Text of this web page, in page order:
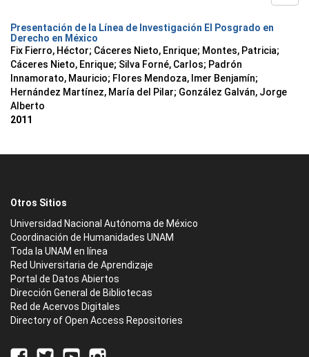
Presentación de la Línea de Investigación El Posgrado en
Derecho en México
Fix Fierro, Héctor; Cáceres Nieto, Enrique; Montes, Patricia;
Cáceres Nieto, Enrique; Silva Forné, Carlos; Padrón
Innamorato, Mauricio; Flores Mendoza, Imer Benjamín;
Hernández Martínez, María del Pilar; González Galván, Jorge
Alberto
2011
Otros Sitios
Universidad Nacional Autónoma de México
Coordinación de Humanidades UNAM
Toda la UNAM en línea
Red Universitaria de Aprendizaje
Portal de Datos Abiertos
Dirección General de Bibliotecas
Red de Acervos Digitales
Directory of Open Access Repositories